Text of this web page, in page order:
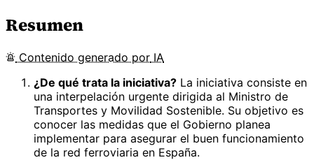
Resumen
Contenido generado por IA
¿De qué trata la iniciativa? La iniciativa consiste en
una interpelación urgente dirigida al Ministro de
Transportes y Movilidad Sostenible. Su objetivo es
conocer las medidas que el Gobierno planea
implementar para asegurar el buen funcionamiento
de la red ferroviaria en España.